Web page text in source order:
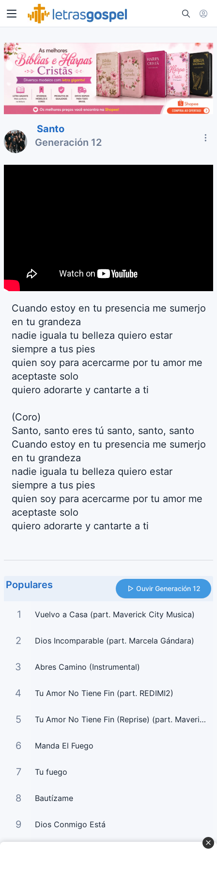
Santo
Generación 12
Cuando estoy en tu presencia me sumerjo
en tu grandeza
nadie iguala tu belleza quiero estar
siempre a tus pies
quien soy para acercarme por tu amor me
aceptaste solo
quiero adorarte y cantarte a ti
(Coro)
Santo, santo eres tú santo, santo, santo
Cuando estoy en tu presencia me sumerjo
en tu grandeza
nadie iguala tu belleza quiero estar
siempre a tus pies
quien soy para acercarme por tu amor me
aceptaste solo
quiero adorarte y cantarte a ti
Populares Ouvir Generación 12
1 Vuelvo a Casa (part. Maverick City Musica)
2 Dios Incomparable (part. Marcela Gándara)
3 Abres Camino (Instrumental)
4 Tu Amor No Tiene Fin (part. REDIMI2)
5 Tu Amor No Tiene Fin (Reprise) (part. Maverick City Musica)
6 Manda El Fuego
7 Tu fuego
8 Bautízame
9 Dios Conmigo Está